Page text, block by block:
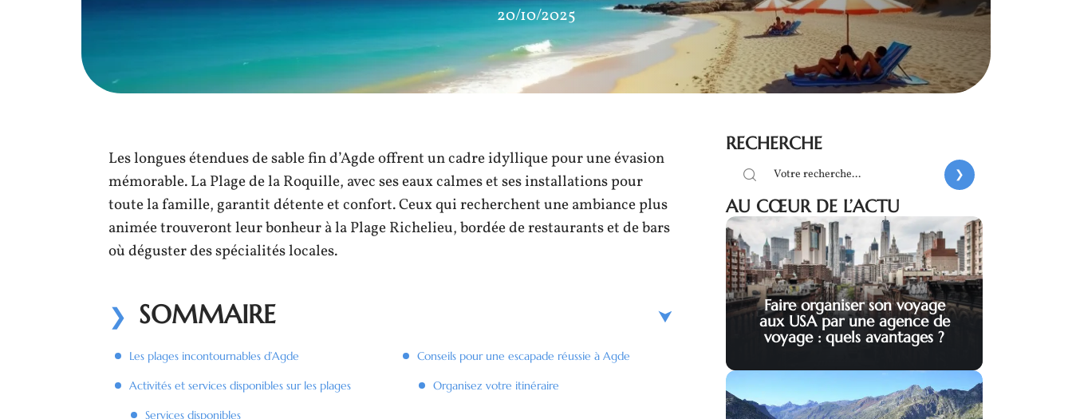
20/10/2025
Les longues étendues de sable fin d’Agde offrent un cadre idyllique pour une évasion
mémorable. La Plage de la Roquille, avec ses eaux calmes et ses installations pour
toute la famille, garantit détente et confort. Ceux qui recherchent une ambiance plus
animée trouveront leur bonheur à la Plage Richelieu, bordée de restaurants et de bars
où déguster des spécialités locales.
SOMMAIRE
Les plages incontournables d’Agde
Activités et services disponibles sur les plages
Services disponibles
Conseils pour une escapade réussie à Agde
Organisez votre itinéraire
RECHERCHE
AU CŒUR DE L’ACTU
Faire organiser son voyage
aux USA par une agence de
voyage : quels avantages ?